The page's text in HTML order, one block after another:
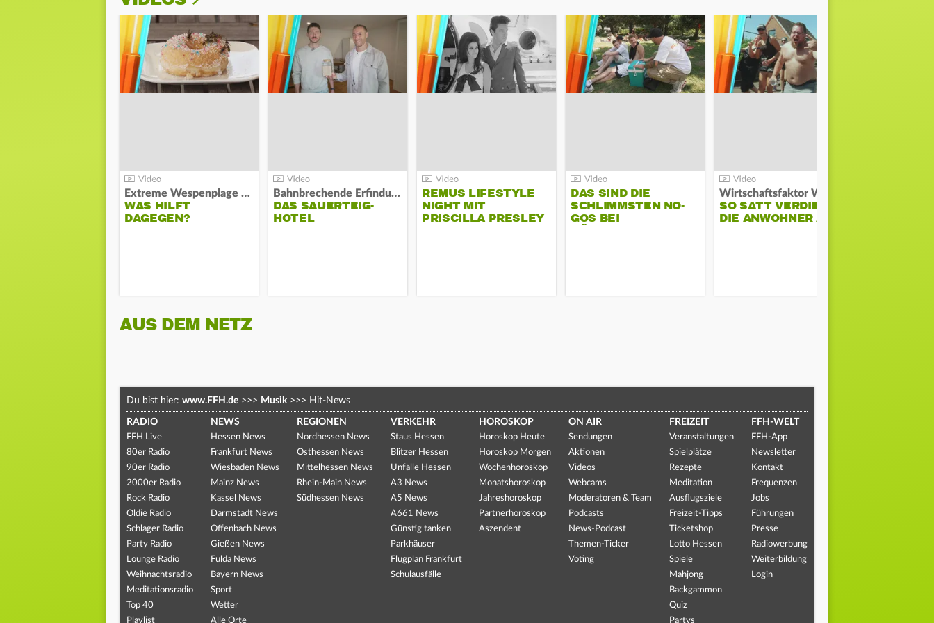
Extreme Wespenplage 2026:
WAS HILFT
DAGEGEN?
Bahnbrechende Erfindung?
DAS SAUERTEIG-
HOTEL
REMUS LIFESTYLE
NIGHT MIT
PRISCILLA PRESLEY
DAS SIND DIE
SCHLIMMSTEN NO-
GOS BEI
SO SATT VERDIENEN
DIE ANWOHNER AM…
AUS DEM NETZ
Du bist hier: www.FFH.de >>> Musik >>> Hit-News
RADIO
FFH Live
80er Radio
90er Radio
2000er Radio
Rock Radio
Oldie Radio
Schlager Radio
Party Radio
Lounge Radio
Weihnachtsradio
Meditationsradio
Top 40
Playlist
NEWS
Hessen News
Frankfurt News
Wiesbaden News
Mainz News
Kassel News
Darmstadt News
Offenbach News
Gießen News
Fulda News
Bayern News
Sport
Wetter
Alle Orte
REGIONEN
Nordhessen News
Osthessen News
Mittelhessen News
Rhein-Main News
Südhessen News
VERKEHR
Staus Hessen
Blitzer Hessen
Unfälle Hessen
A3 News
A5 News
A661 News
Günstig tanken
Parkhäuser
Flugplan Frankfurt
Schulausfälle
HOROSKOP
Horoskop Heute
Horoskop Morgen
Wochenhoroskop
Monatshoroskop
Jahreshoroskop
Partnerhoroskop
Aszendent
ON AIR
Sendungen
Aktionen
Videos
Webcams
Moderatoren & Team
Podcasts
News-Podcast
Themen-Ticker
Voting
FREIZEIT
Veranstaltungen
Spielplätze
Rezepte
Meditation
Ausflugsziele
Freizeit-Tipps
Ticketshop
Lotto Hessen
Spiele
Mahjong
Backgammon
Quiz
Partys
FFH-WELT
FFH-App
Newsletter
Kontakt
Frequenzen
Jobs
Führungen
Presse
Radiowerbung
Weiterbildung
Login